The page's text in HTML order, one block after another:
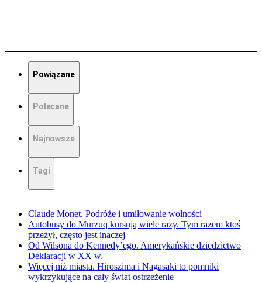
Powiązane
Polecane
Najnowsze
Tagi
Claude Monet. Podróże i umiłowanie wolności
Autobusy do Murzuq kursują wiele razy. Tym razem ktoś
przeżył, często jest inaczej
Od Wilsona do Kennedy’ego. Amerykańskie dziedzictwo
Deklaracji w XX w.
Więcej niż miasta. Hiroszima i Nagasaki to pomniki
wykrzykujące na cały świat ostrzeżenie